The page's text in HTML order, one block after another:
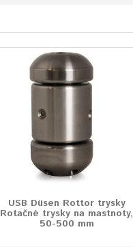
USB Düsen Rottor trysky
Rotačné trysky na mastnoty,
50-500 mm